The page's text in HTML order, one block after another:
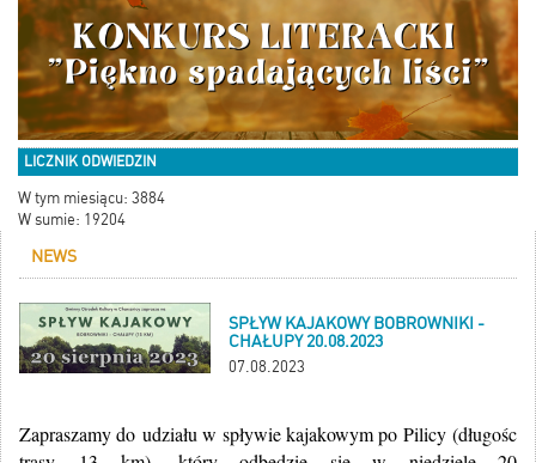
LICZNIK ODWIEDZIN
W tym miesiącu: 3884
W sumie: 19204
NEWS
SPŁYW KAJAKOWY BOBROWNIKI -
CHAŁUPY 20.08.2023
07.08.2023
Zapraszamy do udziału w spływie kajakowym po Pilicy (długośc